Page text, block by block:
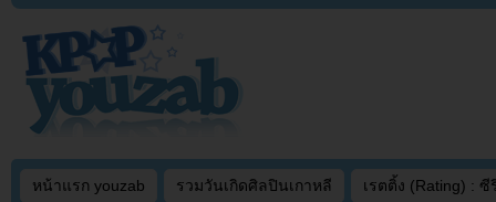
หน้าแรก youzab รวมวันเกิดศิลปินเกาหลี เรตติ้ง (Rating) : ซี